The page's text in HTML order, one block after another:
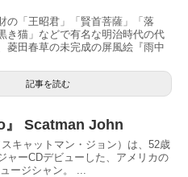
の「王昭君」「賢首菩薩」「落
き猫」などで有名な明治時代の代
菱田春草の未完成の屏風絵『雨中
記事を読む
』 Scatman John
キャットマン・ジョン）は、52歳
ャーCDデビューした、アメリカの
ージシャン。 ...